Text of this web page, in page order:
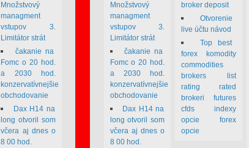
Množstvový
managment
vstupov 3.
Limitátor strát
čakanie na
Fomc o 20 hod.
a 2030 hod.
konzervatívnejšie
obchodovanie
Dax H14 na
long otvoril som
včera aj dnes o
8 00 hod.
Množstvový
managment
vstupov 3.
Limitátor strát
čakanie na
Fomc o 20 hod.
a 2030 hod.
konzervatívnejšie
obchodovanie
Dax H14 na
long otvoril som
včera aj dnes o
8 00 hod.
broker deposit
Otvorenie
live účtu návod
Top best
forex komodity
commodities
brokers list
rating rated
brokeri futures
cfds indexy
opcie forex
opcie